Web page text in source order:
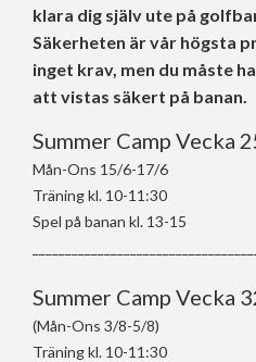
klara dig själv ute på
Säkerheten är vår högsta
inget krav, men du måste
att vistas säkert på banan.
Summer Camp Vecka
Mån-Ons 15/6-17/6
Träning kl. 10-11:30
Spel på banan kl. 13-15
Summer Camp Vecka
(Mån-Ons 3/8-5/8)
Träning kl. 10-11:30